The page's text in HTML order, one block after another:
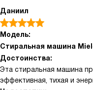
Даниил
Модель:
Стиральная машина
Достоинства:
Эта стиральная машина
эффективная, тихая и